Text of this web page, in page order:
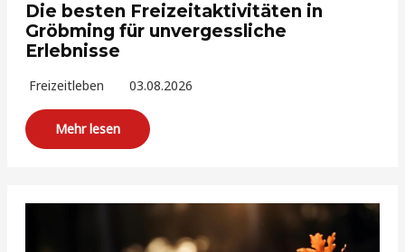
Die besten Freizeitaktivitäten in
Gröbming für unvergessliche
Erlebnisse
Freizeitleben 03.08.2026
Mehr lesen